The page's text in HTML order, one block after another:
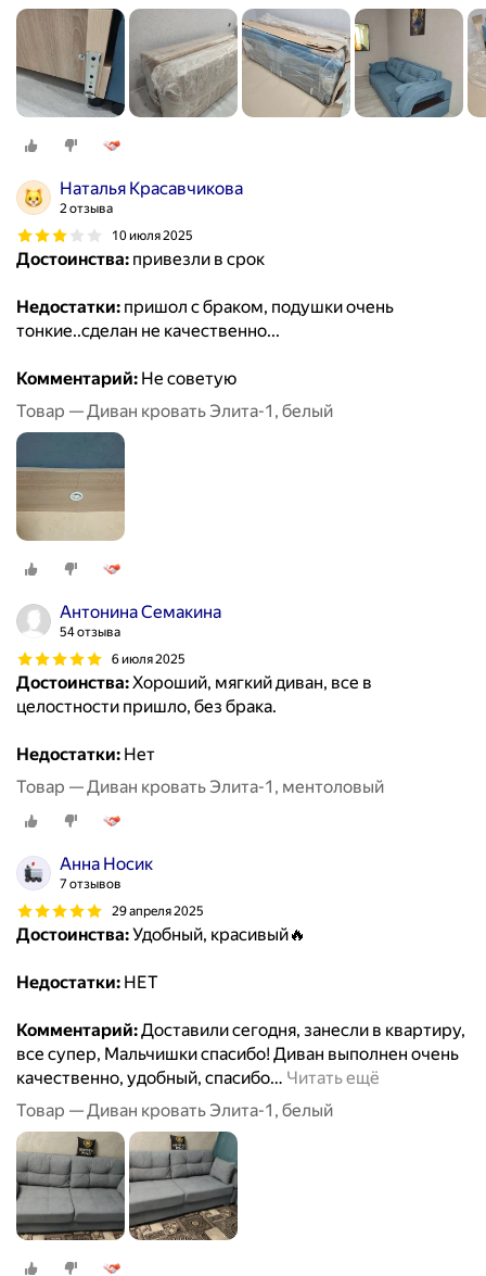
Наталья Красавчикова
2 отзыва
10 июля 2025
Достоинства: привезли в срок
Недостатки: пришол с браком, подушки очень
тонкие..сделан не качественно...
Комментарий: Не советую
Товар — Диван кровать Элита-1, белый
Антонина Семакина
54 отзыва
6 июля 2025
Достоинства:Хороший, мягкий диван, все в
целостности пришло, без брака.
Недостатки: Нет
Товар — Диван кровать Элита-1, ментоловый
Анна Носик
7 отзывов
29 апреля 2025
Достоинства:Удобный, красивый🔥
Недостатки: НЕТ
Комментарий:Доставили сегодня, занесли в квартиру,
все супер, Мальчишки спасибо! Диван выполнен очень
качественно, удобный, спасибо… Читать ещё
Товар — Диван кровать Элита-1, белый